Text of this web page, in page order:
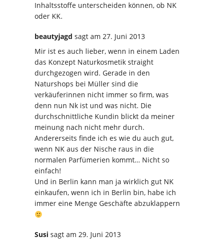
Inhaltsstoffe unterscheiden können, ob NK
oder KK.
beautyjagd sagt am 27. Juni 2013
Mir ist es auch lieber, wenn in einem Laden
das Konzept Naturkosmetik straight
durchgezogen wird. Gerade in den
Naturshops bei Müller sind die
verkäuferinnen nicht immer so firm, was
denn nun Nk ist und was nicht. Die
durchschnittliche Kundin blickt da meiner
meinung nach nicht mehr durch.
Andererseits finde ich es wie du auch gut,
wenn NK aus der Nische raus in die
normalen Parfümerien kommt… Nicht so
einfach!
Und in Berlin kann man ja wirklich gut NK
einkaufen, wenn ich in Berlin bin, habe ich
immer eine Menge Geschäfte abzuklappern
Susi sagt am 29. Juni 2013